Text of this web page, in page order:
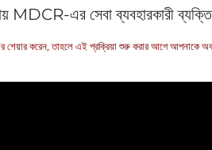
MDCR-এর সেবা ব্যবহারকারী
শেয়ার করেন, তাহলে এই প্রক্রিয়া শুরু করার আগে আপনাকে